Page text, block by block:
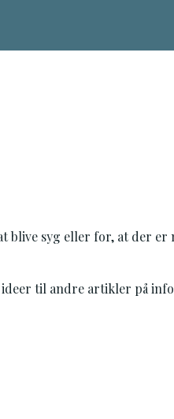
syg eller for, at der er
til andre artikler på